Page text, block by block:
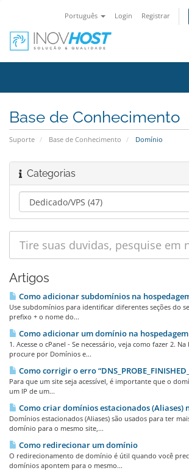
Português Login Registrar
Base de Conhecimento
Suporte Base de Conhecimento Domínio
Categorias
Artigos
Como adicionar subdomínios na
Use subdomínios para identificar diferentes seções do
prefixo + o nome do...
Como adicionar um domínio na hospedagem
1. Acesse o cPanel - Se necessário, veja como fazer 2.
procure por Domínios e...
Como corrigir o erro
Para que um site seja acessível, é importante que o
um IP de um...
Como criar domínios estacionados (Aliases)
Domínios estacionados (Aliases) são usados para ter
domínio para o mesmo site,...
Como redirecionar um domínio
O redirecionamento de domínio é útil quando você
domínios apontem para o mesmo...